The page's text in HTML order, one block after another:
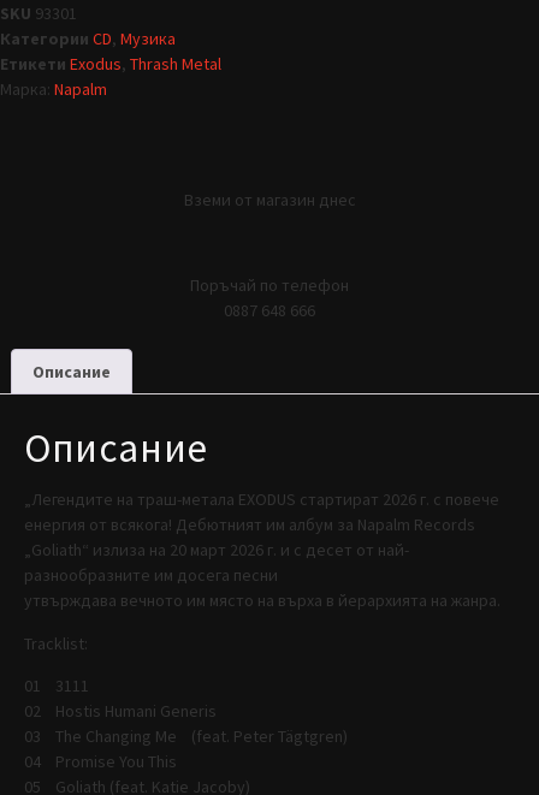
SKU 93301
Категории CD, Музика
Етикети Exodus, Thrash Metal
Марка: Napalm
Вземи от магазин днес
Поръчай по телефон
0887 648 666
Описание
Описание
„Легендите на траш-метала EXODUS стартират 2026 г. с повече
енергия от всякога! Дебютният им албум за Napalm Records
„Goliath“ излиза на 20 март 2026 г. и с десет от най-
разнообразните им досега песни
утвърждава вечното им място на върха в йерархията на жанра.
Tracklist:
01 3111
02 Hostis Humani Generis
03 The Changing Me (feat. Peter Tägtgren)
04 Promise You This
05 Goliath (feat. Katie Jacoby)